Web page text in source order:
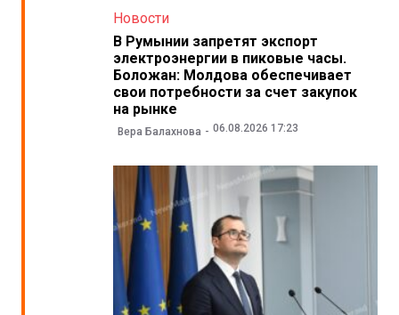
Новости
В Румынии запретят экспорт
электроэнергии в пиковые часы.
Боложан: Молдова обеспечивает
свои потребности за счет закупок
на рынке
Вера Балахнова 06.08.2026 17:23